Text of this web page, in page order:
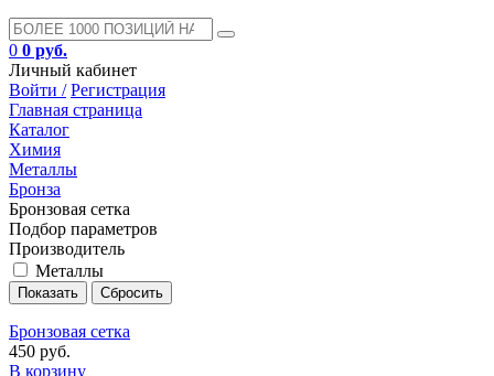
0 0 руб.
Личный кабинет
Войти / Регистрация
Главная страница
Каталог
Химия
Металлы
Бронза
Бронзовая сетка
Подбор параметров
Производитель
Металлы
Бронзовая сетка
450 руб.
В корзину